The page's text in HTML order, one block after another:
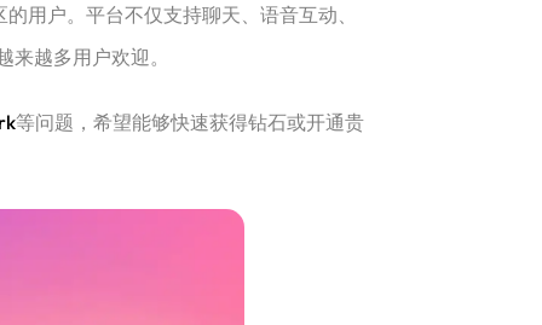
用户。平台不仅支持聊天、语音互动、
越多用户欢迎。
等问题，希望能够快速获得钻石或开通贵